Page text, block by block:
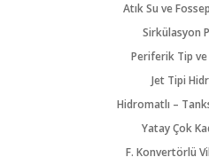
Atık Su ve
Sirkülasyon
Periferik Tip
Jet Tipi
Hidromatlı –
Yatay Çok
F. Konvertörlü